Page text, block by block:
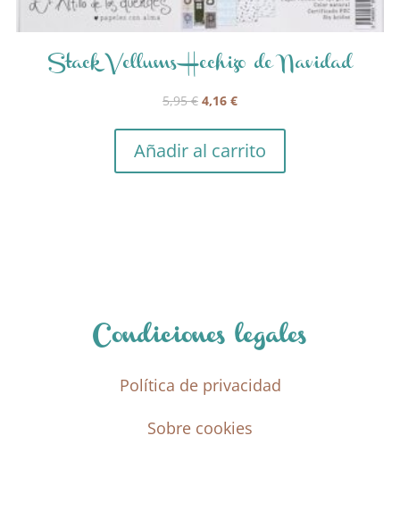
Stack Vellums Hechizo de Navidad
5,95€ El
original
era:
4,16 €El
actual
es:
Añadir al carrito
Condiciones legales
Política de privacidad
Sobre cookies